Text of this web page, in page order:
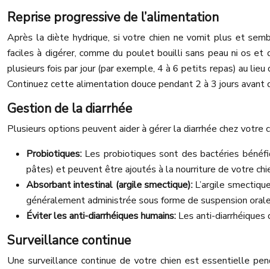
Reprise progressive de l’alimentation
Après la diète hydrique, si votre chien ne vomit plus et
faciles à digérer, comme du poulet bouilli sans peau ni os
plusieurs fois par jour (par exemple, 4 à 6 petits repas) au
Continuez cette alimentation douce pendant 2 à 3 jours
Gestion de la diarrhée
Plusieurs options peuvent aider à gérer la diarrhée chez
Probiotiques: Les probiotiques sont des bactéries
pâtes) et peuvent être ajoutés à la nourriture de votre
Absorbant intestinal (argile smectique): L’argile
généralement administrée sous forme de suspension
Éviter les anti-diarrhéiques humains: Les anti-diarrhéiques
Surveillance continue
Une surveillance continue de votre chien est essentielle